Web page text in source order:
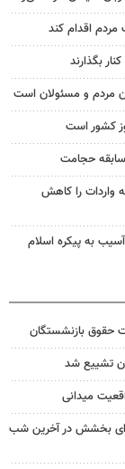
اقدام کند
بگذارند
مردم و مسئولان است
کشور است
واردات را کاهش
به پیکره اسلام
حقوق بازنشستگان
تشییع شد
میدانی
بخشش در آخرین شب